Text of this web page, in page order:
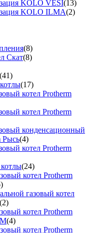
KOLO VESI(13)
KOLO ILMA(2)
(8)
Скат(8)
(41)
(17)
котел Protherm
котел Protherm
конденсационный
Рысь(4)
котел Protherm
(24)
котел Protherm
газовый котел
(2)
котел Protherm
(4)
котел Protherm